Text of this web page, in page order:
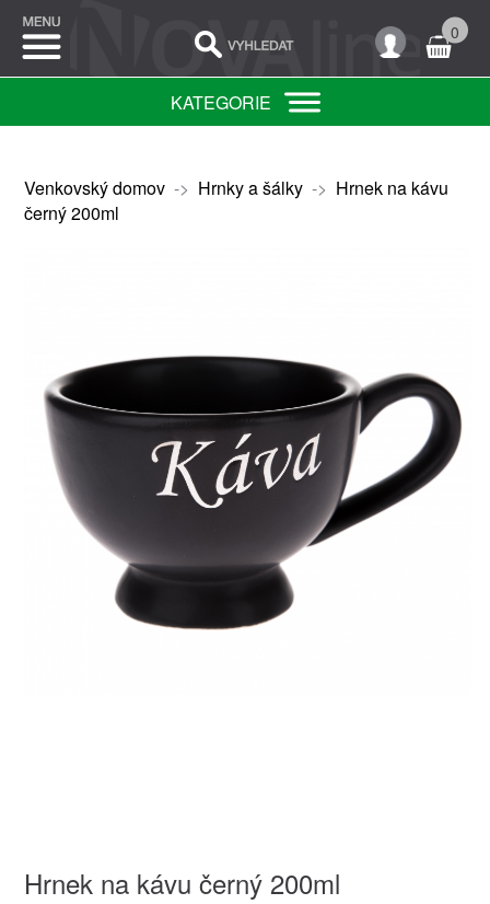
0
KATEGORIE
Venkovský domov-> Hrnky a šálky-> Hrnek na kávu
černý 200ml
Hrnek na kávu černý 200ml